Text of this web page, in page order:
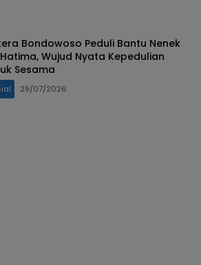
Bondowoso Peduli Bantu Nenek
Wujud Nyata Kepedulian
Sesama
29/07/2026